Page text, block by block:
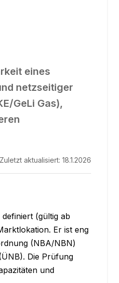
eines
netzseitiger
GeLi Gas),
Zuletzt aktualisiert: 18.1.2026
(gültig ab
Er ist eng
(NBA/NBN)
Die Prüfung
und